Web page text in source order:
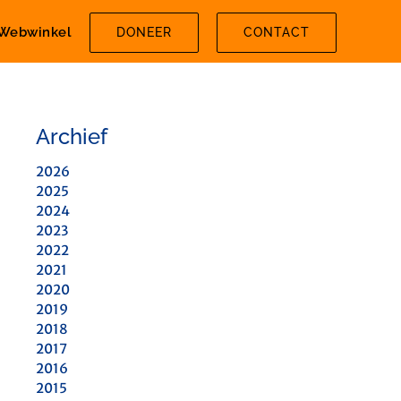
DONEER CONTACT
Archief
2026
2025
2024
2023
2022
2021
2020
2019
2018
2017
2016
2015